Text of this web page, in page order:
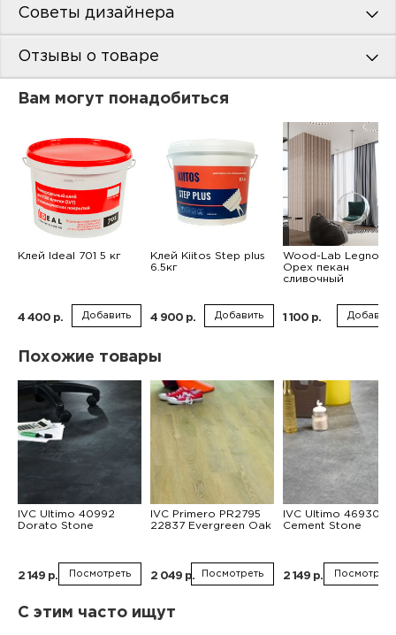
Советы дизайнера
Отзывы о товаре
Вам могут понадобиться
Клей Ideal 701 5 кг
4 400 р. Добавить
Клей Kiitos Step plus
6.5кг
4 900 р. Добавить
Wood-Lab Legno
Орех пекан
сливочный
1 100 р. Добавить
Похожие товары
IVC Ultimo 40992
Dorato Stone
2 149 р. Посмотреть
IVC Primero PR2795
22837 Evergreen Oak
2 049 р. Посмотреть
IVC Ultimo 46930
Cement Stone
2 149 р. Посмотреть
С этим часто ищут